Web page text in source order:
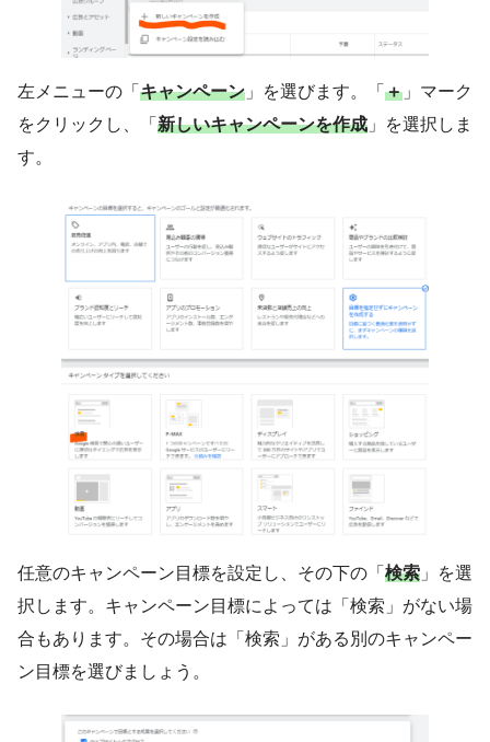
左メニューの「 キャンペーン 」を選びます。「 ＋ 」マーク
をクリックし、「 新しいキャンペーンを作成 」を選択しま
す。
任意のキャンペーン目標を設定し、その下の「 検索 」を選
択します。キャンペーン目標によっては「検索」がない場
合もあります。その場合は「検索」がある別のキャンペー
ン目標を選びましょう。